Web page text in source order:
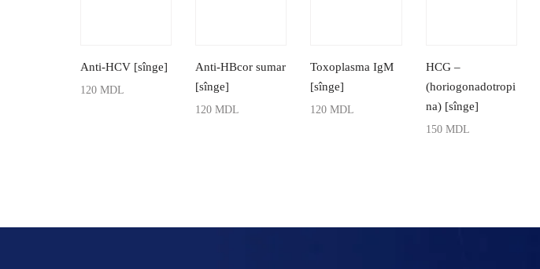
Anti-HCV [sînge]
120 MDL
Anti-HBcor sumar
[sînge]
120MDL
Toxoplasma IgM
[sînge]
120MDL
HCG –
(horiogonadotropi
na) [sînge]
150 MDL